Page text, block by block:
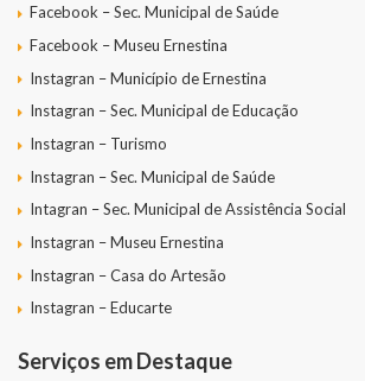
LDO – Lei de Diretrizes Orçamentárias
Acesso à Informação
Facebook – Sec. Municipal de Saúde
Facebook – Museu Ernestina
Instagran – Município de Ernestina
Instagran – Sec. Municipal de Educação
Instagran – Turismo
Instagran – Sec. Municipal de Saúde
Intagran – Sec. Municipal de Assistência Social
Instagran – Museu Ernestina
Instagran – Casa do Artesão
Instagran – Educarte
Serviços em Destaque